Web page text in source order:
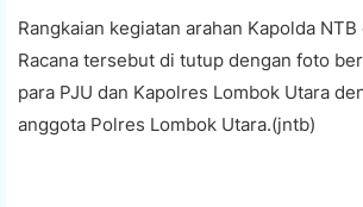
Rangkaian kegiatan arahan Kapolda
Racana tersebut di tutup dengan foto
para PJU dan Kapolres Lombok Utara
anggota Polres Lombok Utara.(jntb)